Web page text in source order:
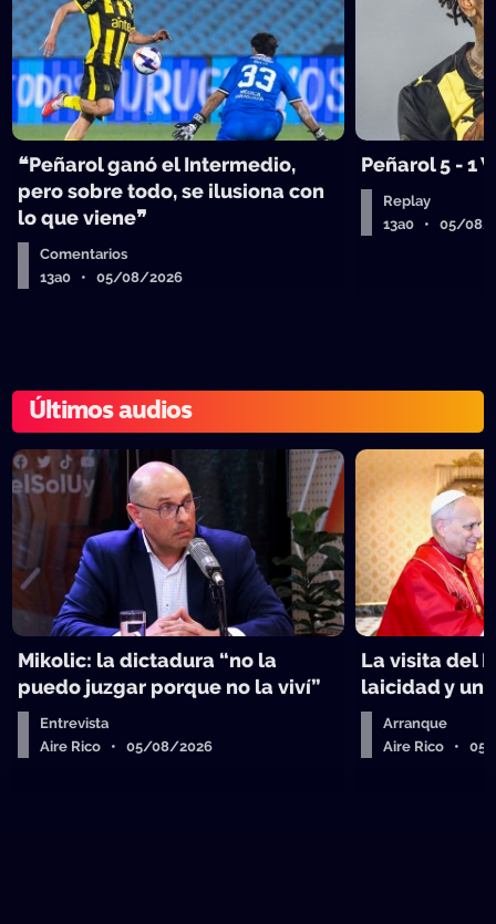
❝Peñarol ganó el Intermedio,
pero sobre todo, se ilusiona con
lo que viene❞
Comentarios
13a0 • 05/08/2026
Peñarol 5 - 1
Replay
13a0 • 05/08/
Últimos audios
Mikolic: la dictadura “no la
puedo juzgar porque no la viví”
Entrevista
Aire Rico • 05/08/2026
La visita del
laicidad y un
Arranque
Aire Rico •